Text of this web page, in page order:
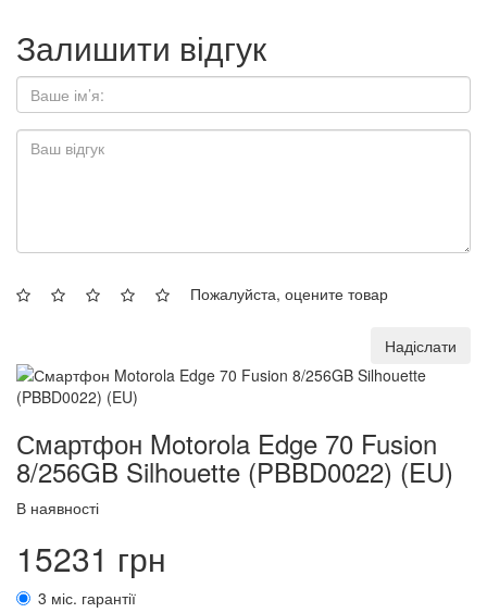
Залишити відгук
Пожалуйста, оцените товар
Надіслати
Смартфон Motorola Edge 70 Fusion
8/256GB Silhouette (PBBD0022) (EU)
В наявності
15231 грн
3 міс. гарантії